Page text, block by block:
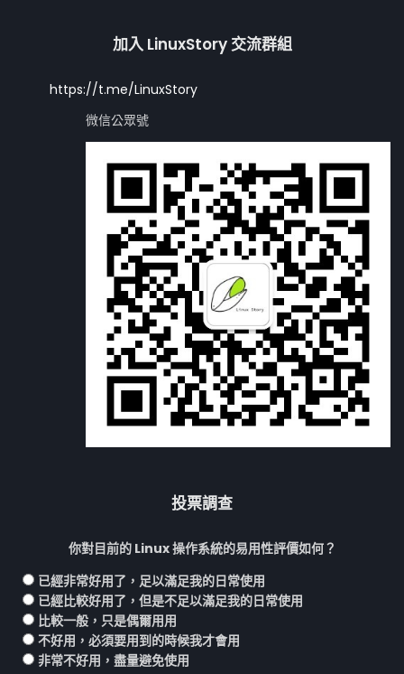
加入 LinuxStory 交流群組
https://t.me/LinuxStory
微信公眾號
投票調查
你對目前的 Linux 操作系統的易用性評價如何？
已經非常好用了，足以滿足我的日常使用
已經比較好用了，但是不足以滿足我的日常使用
比較一般，只是偶爾用用
不好用，必須要用到的時候我才會用
非常不好用，盡量避免使用